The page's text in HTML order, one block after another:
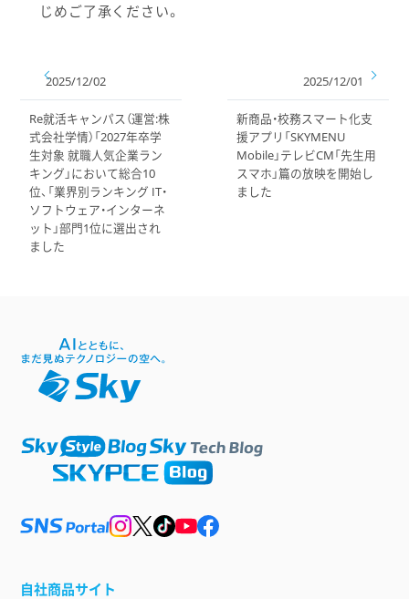
じめご了承ください。
2025/12/02
Re就活キャンパス（運営:株
式会社学情）「2027年卒学
生対象 就職人気企業ラン
キング」において総合10
位、「業界別ランキング IT・
ソフトウェア・インターネ
ット」部門1位に選出され
ました
2025/12/01
新商品・校務スマート化支
援アプリ「SKYMENU
Mobile」テレビCM「先生用
スマホ」篇の放映を開始し
ました
自社商品サイト